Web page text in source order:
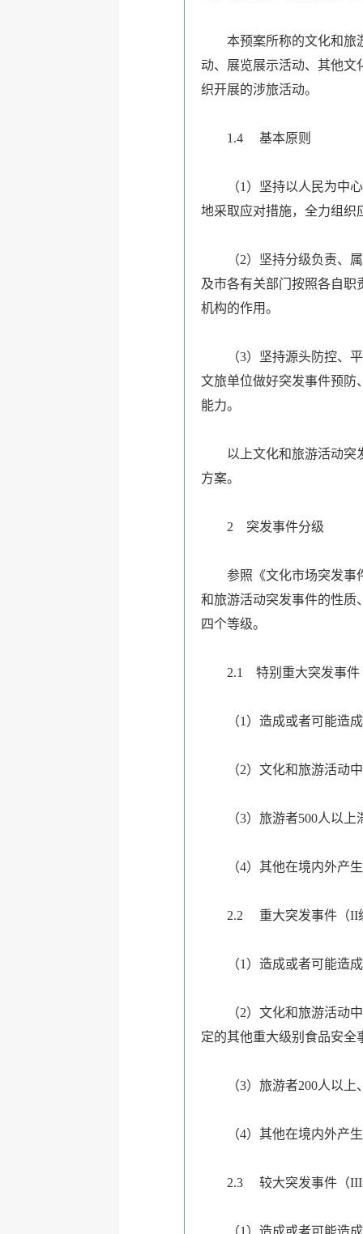
本预案所称的文化和旅
动、展览展示活动、其他文
织开展的涉旅活动。
1.4基本原则
（1）坚持以人民为中
地采取应对措施，全力组织
（2）坚持分级负责、
及市各有关部门按照各自职
机构的作用。
（3）坚持源头防控、
文旅单位做好突发事件预防
能力。
以上文化和旅游活动突
方案。
2 突发事件分级
参照《文化市场突发事
和旅游活动突发事件的性质
四个等级。
2.1 特别重大突发事件
（1）造成或者可能造
（2）文化和旅游活动
（3）旅游者500人以
（4）其他在境内外产
2.2 重大突发事件（II
（1）造成或者可能造
（2）文化和旅游活动
定的其他重大级别食品安全
（3）旅游者200人以
（4）其他在境内外产
2.3较大突发事件（III
（1）造成或者可能造